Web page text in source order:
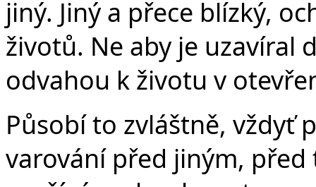
jiný. Jiný a přece blízký,
životů. Ne aby je uzavíral
odvahou k životu v
Působí to zvláštně, vždyť
varování před jiným,